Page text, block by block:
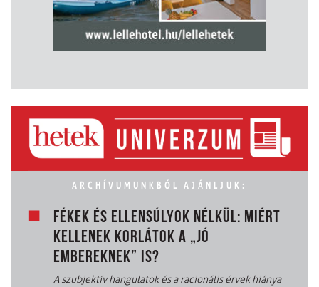
ARCHÍVUMUNKBÓL AJÁNLJUK:
FÉKEK ÉS ELLENSÚLYOK NÉLKÜL: MIÉRT
KELLENEK KORLÁTOK A „JÓ
EMBEREKNEK” IS?
A szubjektív hangulatok és a racionális érvek hiánya